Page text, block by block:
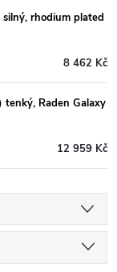
silný, rhodium plated
8 462 Kč
tenký, Raden Galaxy
12 959 Kč